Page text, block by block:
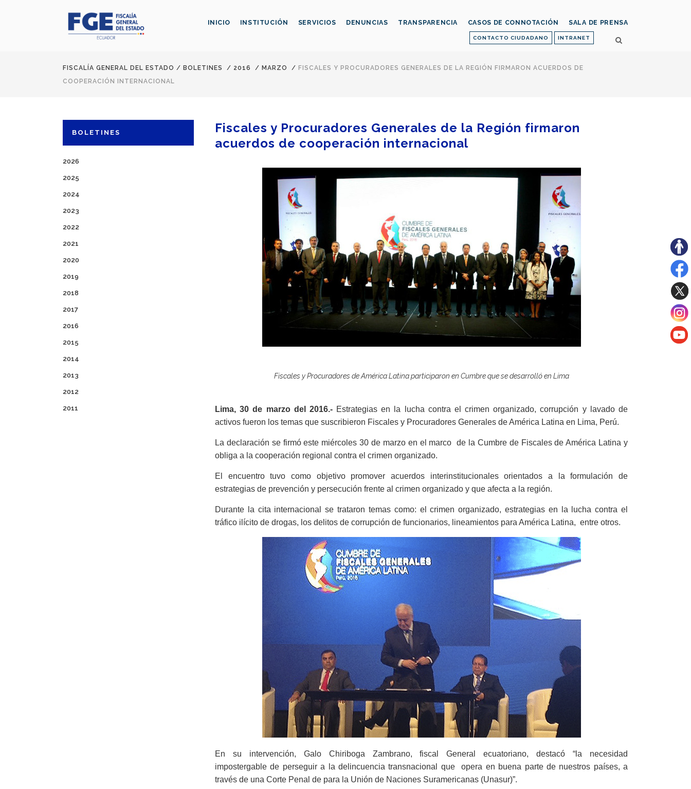
CONTACTO CIUDADANO INTRANET
INICIO INSTITUCIÓN SERVICIOS DENUNCIAS TRANSPARENCIA CASOS DE CONNOTACIÓN SALA DE PRENSA
FISCALÍA GENERAL DEL ESTADO / BOLETINES / 2016 / MARZO / FISCALES Y PROCURADORES GENERALES DE LA REGIÓN FIRMARON ACUERDOS DE
COOPERACIÓN INTERNACIONAL
BOLETINES
2026
2025
2024
2023
2022
2021
2020
2019
2018
2017
2016
2015
2014
2013
2012
2011
Fiscales y Procuradores Generales de la Región firmaron
acuerdos de cooperación internacional
Fiscales y Procuradores de América Latina participaron en Cumbre que se desarrolló en Lima
Lima, 30 de marzo del 2016.-Estrategias en la lucha contra el crimen organizado, corrupción y lavado de
activos fueron los temas que suscribieron Fiscales y Procuradores Generales de América Latina en Lima, Perú.
La declaración se firmó este miércoles 30 de marzo en el marco de la Cumbre de Fiscales de América Latina y
obliga a la cooperación regional contra el crimen organizado.
El encuentro tuvo como objetivo promover acuerdos interinstitucionales orientados a la formulación de
estrategias de prevención y persecución frente al crimen organizado y que afecta a la región.
Durante la cita internacional se trataron temas como: el crimen organizado, estrategias en la lucha contra el
tráfico ilícito de drogas, los delitos de corrupción de funcionarios, lineamientos para América Latina, entre otros.
En su intervención, Galo Chiriboga Zambrano, fiscal General ecuatoriano, destacó “la necesidad
impostergable de perseguir a la delincuencia transnacional que opera en buena parte de nuestros países, a
través de una Corte Penal de para la Unión de Naciones Suramericanas (Unasur)”.